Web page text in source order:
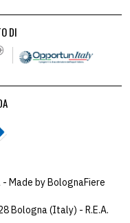
DI
- Made by BolognaFiere
Bologna (Italy) - R.E.A.